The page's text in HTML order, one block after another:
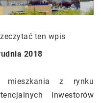
ten wpis
2018
z rynku
inwestorów